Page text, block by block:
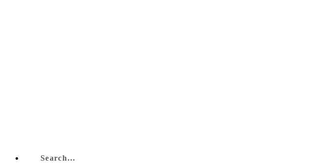
Search…